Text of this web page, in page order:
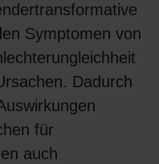
Symptomen von
Dadurch
für
auch